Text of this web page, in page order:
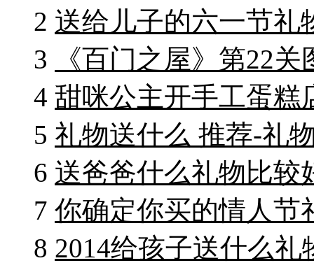
2 送给儿子的六一节礼
3
《百门之屋》第22
4 甜咪公主开手工蛋糕
5 礼物送什么 推荐-礼
6 送爸爸什么礼物比较
7 你确定你买的情人节
8 2014给孩子送什么